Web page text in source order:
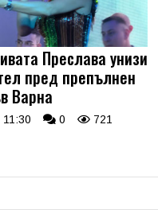
Преслава унизи
пред препълнен
Варна
0 721